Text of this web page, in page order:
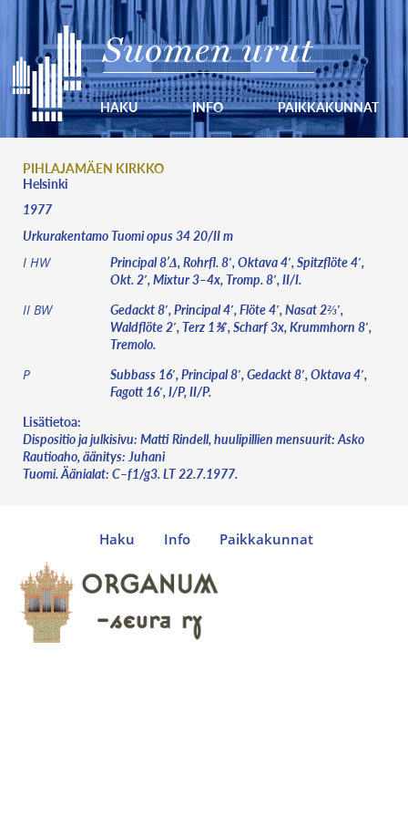
Suomen urut
HAKU INFO PAIKKAKUNNAT
PIHLAJAMÄEN KIRKKO
Helsinki
1977
Urkurakentamo Tuomi opus 34 20/II m
I HW
Principal 8’Δ, Rohrfl. 8′, Oktava 4′, Spitzflöte 4′,
Okt. 2′, Mixtur 3–4x, Tromp. 8′, II/I.
II BW
Gedackt 8′, Principal 4′, Flöte 4′, Nasat 2⅔′,
Waldflöte 2′, Terz 1⅗′, Scharf 3x, Krummhorn 8′,
Tremolo.
P
Subbass 16′, Principal 8′, Gedackt 8′, Oktava 4′,
Fagott 16′, I/P, II/P.
Lisätietoa:
Dispositio ja julkisivu: Matti Rindell, huulipillien mensuurit: Asko
Rautioaho, äänitys: Juhani
Tuomi. Äänialat: C–f1/g3. LT 22.7.1977.
Haku Info Paikkakunnat